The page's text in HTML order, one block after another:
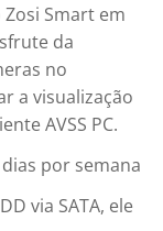
Smart em
da
no
a visualização
AVSS PC.
por semana
via SATA, ele